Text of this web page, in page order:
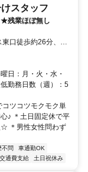
スタッフ
★残業ほぼ無し
口徒歩約26分、東
42分、ＪＲ常磐線/
日：月・火・水・
勤務日数（週）：5
ツコツモクモク単
♪ ＊土日固定休で平
☆ ＊男性女性問わず
不問
車通勤OK
交通費支給 土日祝休み